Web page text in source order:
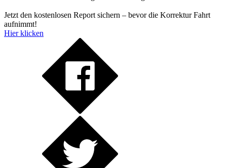
Jetzt den kostenlosen Report sichern – bevor die Korrektur Fahrt
aufnimmt!
Hier klicken